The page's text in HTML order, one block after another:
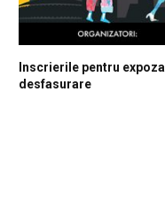
Inscrierile pentru
desfasurare